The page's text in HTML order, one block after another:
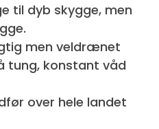
til dyb skygge, men
men veldrænet
tung, konstant våd
over hele landet